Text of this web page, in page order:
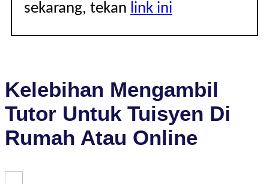
sekarang, tekan link ini
Kelebihan Mengambil
Tutor Untuk Tuisyen Di
Rumah Atau Online